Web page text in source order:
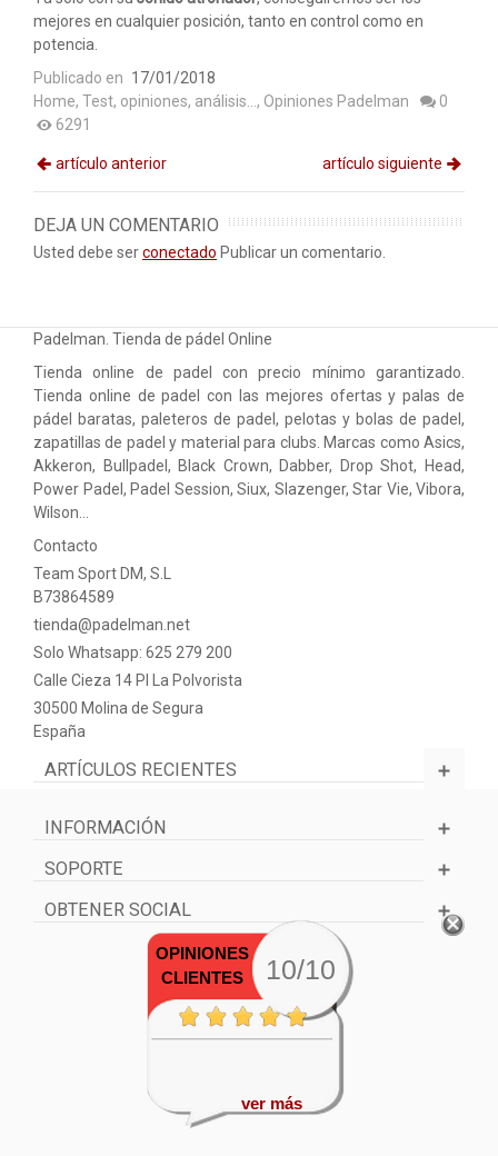
mejores en cualquier posición, tanto en control como en
potencia.
Publicado en 17/01/2018
Home, Test, opiniones, análisis... , Opiniones Padelman
0
6291
artículo anterior artículo siguiente
DEJA UN COMENTARIO
Usted debe serconectado Publicar un comentario.
Padelman. Tienda de pádel Online
Tienda online de padel con precio mínimo garantizado.
Tienda online de padel con las mejores ofertas y palas de
pádel baratas, paleteros de padel, pelotas y bolas de padel,
zapatillas de padel y material para clubs. Marcas como Asics,
Akkeron, Bullpadel, Black Crown, Dabber, Drop Shot, Head,
Power Padel, Padel Session, Siux, Slazenger, Star Vie, Vibora,
Wilson…
Contacto
Team Sport DM, S.L
B73864589
tienda@padelman.net
Solo Whatsapp: 625 279 200
Calle Cieza 14 PI La Polvorista
30500 Molina de Segura
España
ARTÍCULOS RECIENTES
INFORMACIÓN
SOPORTE
OBTENER SOCIAL
OPINIONES
CLIENTES
10/10
ver más